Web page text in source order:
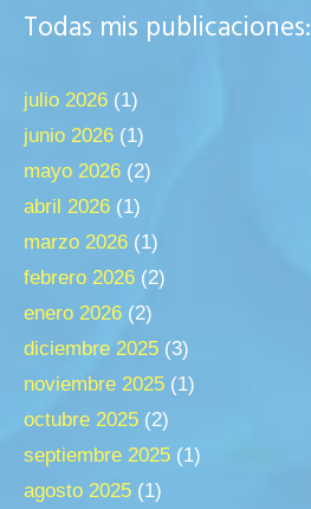
Todas mis publicaciones:
julio 2026 (1)
junio 2026 (1)
mayo 2026 (2)
abril 2026 (1)
marzo 2026 (1)
febrero 2026 (2)
enero 2026 (2)
diciembre 2025 (3)
noviembre 2025 (1)
octubre 2025 (2)
septiembre 2025 (1)
agosto 2025 (1)